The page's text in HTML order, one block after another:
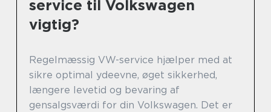
service til Volkswagen
vigtig?
Regelmæssig VW-service hjælper med at
sikre optimal ydeevne, øget sikkerhed,
længere levetid og bevaring af
gensalgsværdi for din Volkswagen. Det er